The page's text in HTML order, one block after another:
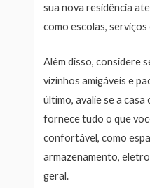
sua nova residência
como escolas,
Além disso, considere
vizinhos amigáveis e
último, avalie se a casa
fornece tudo o que
confortável, como
armazenamento,
geral.